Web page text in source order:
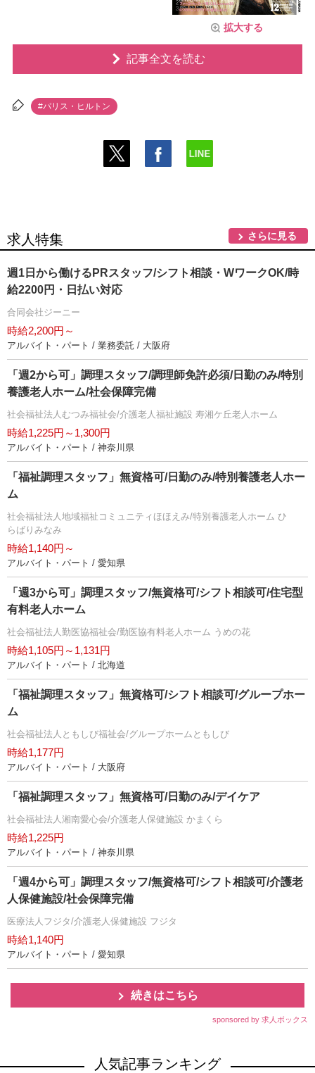
拡大する
記事全文を読む
#パリス・ヒルトン
求人特集 さらに見る
週1日から働けるPRスタッフ/シフト相談・WワークOK/時
給2200円・日払い対応
合同会社ジーニー
時給2,200円～
アルバイト・パート / 業務委託 / 大阪府
「週2から可」調理スタッフ/調理師免許必須/日勤のみ/特別
養護老人ホーム/社会保障完備
社会福祉法人むつみ福祉会/介護老人福祉施設 寿湘ケ丘老人ホーム
時給1,225円～1,300円
アルバイト・パート / 神奈川県
「福祉調理スタッフ」無資格可/日勤のみ/特別養護老人ホー
ム
社会福祉法人地域福祉コミュニティほほえみ/特別養護老人ホーム ひ
らばりみなみ
時給1,140円～
アルバイト・パート / 愛知県
「週3から可」調理スタッフ/無資格可/シフト相談可/住宅型
有料老人ホーム
社会福祉法人勤医協福祉会/勤医協有料老人ホーム うめの花
時給1,105円～1,131円
アルバイト・パート / 北海道
「福祉調理スタッフ」無資格可/シフト相談可/グループホー
ム
社会福祉法人ともしび福祉会/グループホームともしび
時給1,177円
アルバイト・パート / 大阪府
「福祉調理スタッフ」無資格可/日勤のみ/デイケア
社会福祉法人湘南愛心会/介護老人保健施設 かまくら
時給1,225円
アルバイト・パート / 神奈川県
「週4から可」調理スタッフ/無資格可/シフト相談可/介護老
人保健施設/社会保障完備
医療法人フジタ/介護老人保健施設 フジタ
時給1,140円
アルバイト・パート / 愛知県
続きはこちら
sponsored by 求人ボックス
人気記事ランキング